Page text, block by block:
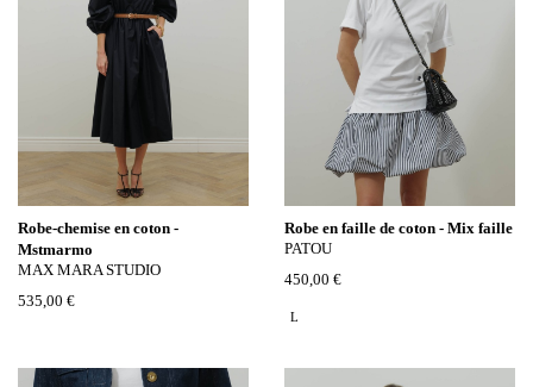
Robe-chemise en coton -
Mstmarmo
MAX MARA STUDIO
535,00 €
Robe en faille de coton - Mix faille
PATOU
450,00 €
L